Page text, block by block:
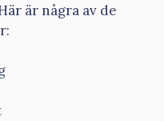
är några av de